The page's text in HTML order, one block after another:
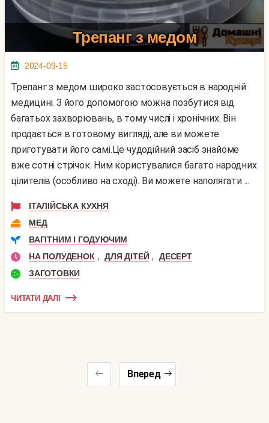
Трепанг з медом
2024-09-15
Трепанг з медом широко застосовується в народній
медицині. З його допомогою можна позбутися від
багатьох захворювань, в тому числі і хронічних. Він
продається в готовому вигляді, але ви можете
приготувати його самі.Це чудодійний засіб знайоме
вже сотні стрічок. Ним користувалися багато народних
цілителів (особливо на сході). Ви можете наполягати ...
ІТАЛІЙСЬКА КУХНЯ
МЕД
ВАГІТНИМ І ГОДУЮЧИМ
НА ПОЛУДЕНОК , ДЛЯ ДІТЕЙ ,
ДЕСЕРТ
ЗАГОТОВКИ
ЧИТАТИ ДАЛІ
Вперед